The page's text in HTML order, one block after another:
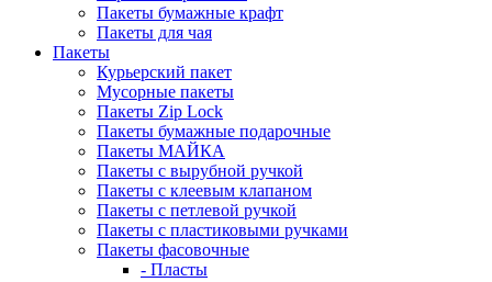
Пакеты бумажные крафт
Пакеты для чая
Пакеты
Курьерский пакет
Мусорные пакеты
Пакеты Zip Lock
Пакеты бумажные подарочные
Пакеты МАЙКА
Пакеты с вырубной ручкой
Пакеты с клеевым клапаном
Пакеты с петлевой ручкой
Пакеты с пластиковыми ручками
Пакеты фасовочные
- Пласты